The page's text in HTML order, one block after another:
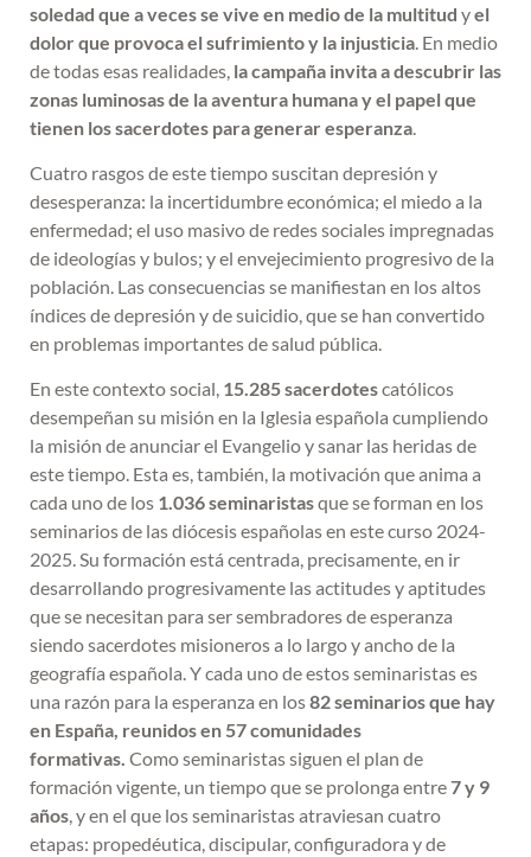
soledad que a veces se vive en medio de la multitud yel
dolor que provoca el sufrimiento y la injusticia . En medio
de todas esas realidades, la campaña invita a descubrir las
zonas luminosas de la aventura humana y el papel que
tienen los sacerdotes para generar esperanza
Cuatro rasgos de este tiempo suscitan depresión y
desesperanza: la incertidumbre económica; el miedo a la
enfermedad; el uso masivo de redes sociales impregnadas
de ideologías y bulos; y el envejecimiento progresivo de la
población. Las consecuencias se manifiestan en los altos
índices de depresión y de suicidio, que se han convertido
en problemas importantes de salud pública.
En este contexto social, 15.285 sacerdotescatólicos
desempeñan su misión en la Iglesia española cumpliendo
la misión de anunciar el Evangelio y sanar las heridas de
este tiempo. Esta es, también, la motivación que anima a
cada uno de los 1.036 seminaristasque se forman en los
seminarios de las diócesis españolas en este curso 2024-
2025. Su formación está centrada, precisamente, en ir
desarrollando progresivamente las actitudes y aptitudes
que se necesitan para ser sembradores de esperanza
siendo sacerdotes misioneros a lo largo y ancho de la
geografía española. Y cada uno de estos seminaristas es
una razón para la esperanza en los82 seminarios que hay
en España, reunidos en 57 comunidades
formativas. Como seminaristas siguen el plan de
formación vigente, un tiempo que se prolonga entre7 y 9
años, y en el que los seminaristas atraviesan cuatro
etapas: propedéutica, discipular, configuradora y de